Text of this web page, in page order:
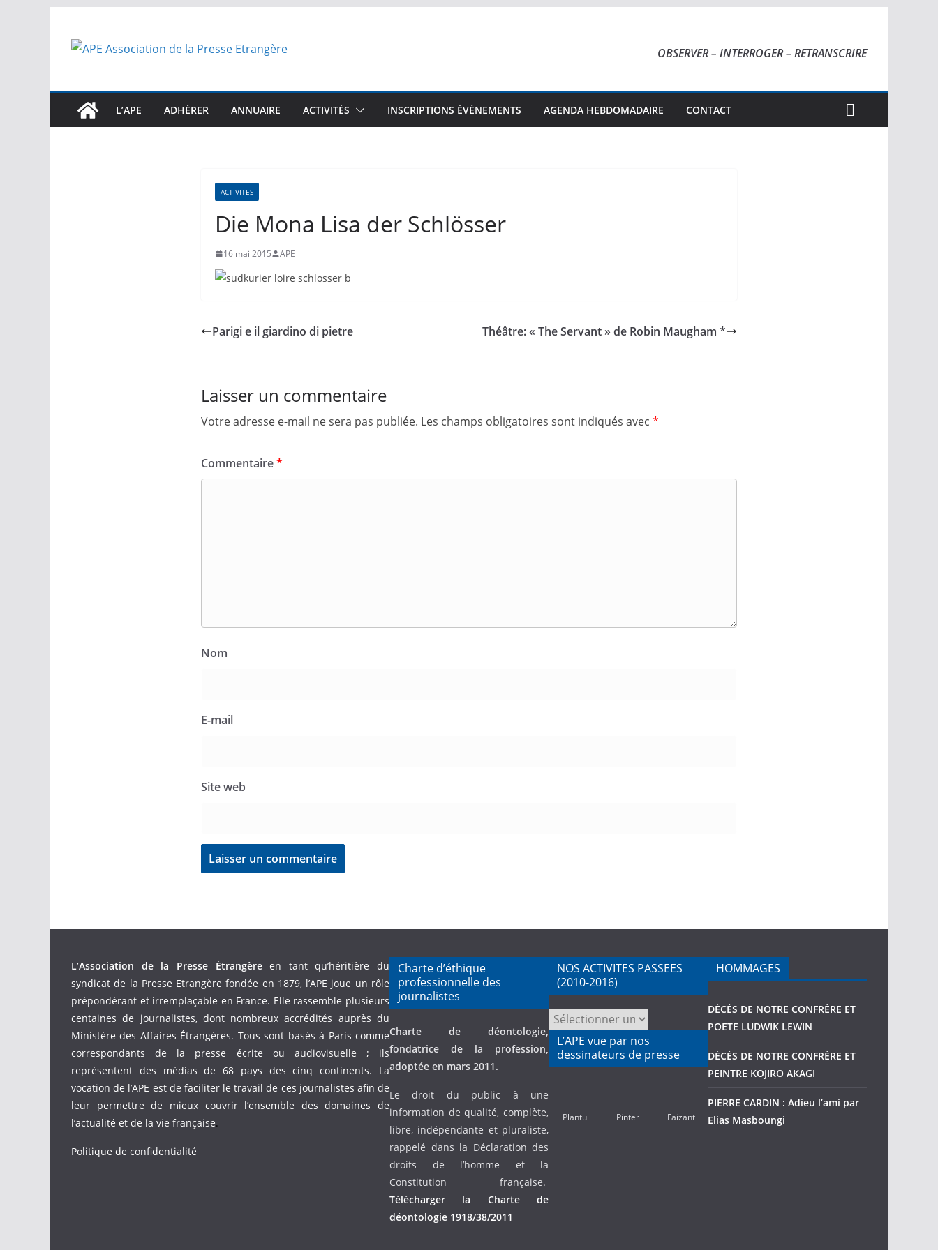
contenu
OBSERVER – INTERROGER – RETRANSCRIRE
L’APE ADHÉRER ANNUAIRE ACTIVITÉS INSCRIPTIONS ÉVÈNEMENTS AGENDA HEBDOMADAIRE CONTACT
ACTIVITES
Die Mona Lisa der Schlösser
16 mai 2015 APE
Parigi e il giardino di pietre Théâtre: « The Servant » de Robin Maugham *
Laisser un commentaire
Votre adresse e-mail ne sera pas publiée. Les champs obligatoires sont indiqués avec *
Commentaire*
Nom
E-mail
Site web
L’Association de la Presse Étrangèreen tant qu’héritière du
syndicat de la Presse Etrangère fondée en 1879, l’APE joue un rôle
prépondérant et irremplaçable en France. Elle rassemble plusieurs
centaines de journalistes, dont nombreux accrédités auprès du
Ministère des Affaires Étrangères. Tous sont basés à Paris comme
correspondants de la presse écrite ou audiovisuelle ; ils
représentent des médias de 68 pays des cinq continents. La
vocation de l’APE est de faciliter le travail de ces journalistes afin de
leur permettre de mieux couvrir l’ensemble des domaines de
l’actualité et de la vie française.
Politique de confidentialité
Charte d’éthique
professionnelle des
journalistes
Charte de déontologie,
fondatrice de la profession,
adoptée en mars 2011.
Le droit du public à une
information de qualité, complète,
libre, indépendante et pluraliste,
rappelé dans la Déclaration des
droits de l’homme et la
Constitution française.
Télécharger la Charte de
déontologie 1918/38/2011
NOS ACTIVITES PASSEES
(2010-2016)
NOS
ACTIVITES
PASSEES
(2010-
L’APE vue par nos
dessinateurs de presse
Plantu Pinter Faizant
HOMMAGES
DÉCÈS DE NOTRE CONFRÈRE ET
POETE LUDWIK LEWIN
DÉCÈS DE NOTRE CONFRÈRE ET
PEINTRE KOJIRO AKAGI
PIERRE CARDIN : Adieu l’ami par
Elias Masboungi